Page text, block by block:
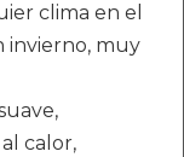
clima en el
invierno, muy
calor,